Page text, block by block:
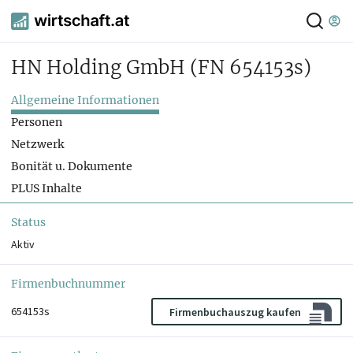
HN Holding GmbH (FN 654153s)
Allgemeine Informationen
Personen
Netzwerk
Bonität u. Dokumente
PLUS Inhalte
Status
Aktiv
Firmenbuchnummer
654153s
Firmenbuchauszug kaufen